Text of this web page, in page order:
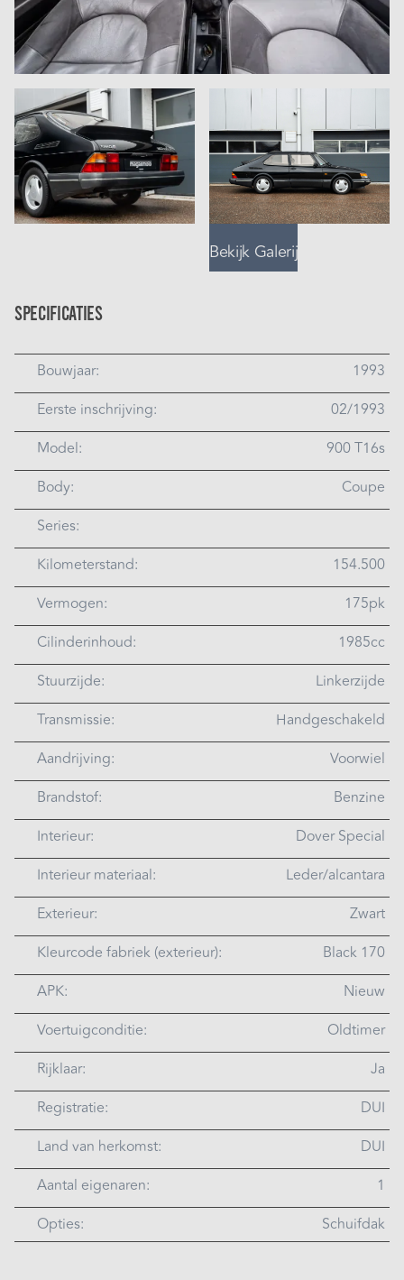
Bekijk Galerij
Specificaties
Bouwjaar:
1993
Eerste inschrijving:
02/1993
Model:
900 T16s
Body:
Coupe
Series:
Kilometerstand:
154.500
Vermogen:
175pk
Cilinderinhoud:
1985cc
Stuurzijde:
Linkerzijde
Transmissie:
Handgeschakeld
Aandrijving:
Voorwiel
Brandstof:
Benzine
Interieur:
Dover Special
Interieur materiaal:
Leder/alcantara
Exterieur:
Zwart
Kleurcode fabriek (exterieur):
Black 170
APK:
Nieuw
Voertuigconditie:
Oldtimer
Rijklaar:
Ja
Registratie:
DUI
Land van herkomst:
DUI
Aantal eigenaren:
1
Opties:
Schuifdak